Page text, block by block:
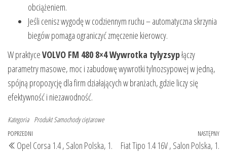
obciążeniem.
Jeśli cenisz wygodę w codziennym ruchu – automatyczna skrzynia
biegów pomaga ograniczyć zmęczenie kierowcy.
W praktyceVOLVO FM 480 8×4 Wywrotka tylyzsypłączy
parametry masowe, moc i zabudowę wywrotki tylnozsypowej w jedną,
spójną propozycję dla firm działających w branżach, gdzie liczy się
efektywność i niezawodność.
Kategoria ProduktSamochody ciężarowe
Nawigacja
Poprzedni
wpis
POPRZEDNI
Opel Corsa 1.4 , Salon Polska, 1.
NASTĘPNY
Fiat Tipo 1.4 16V , Salon Polska, 1.